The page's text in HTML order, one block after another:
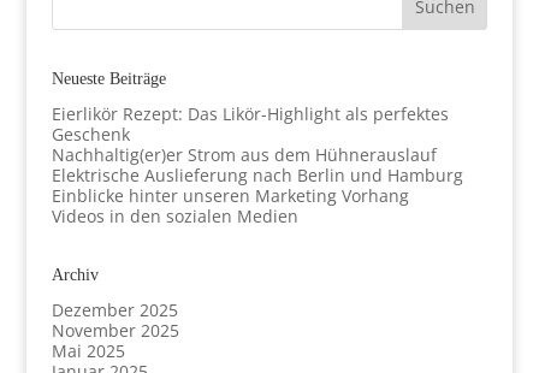
Neueste Beiträge
Eierlikör Rezept: Das Likör-Highlight als perfektes
Geschenk
Nachhaltig(er)er Strom aus dem Hühnerauslauf
Elektrische Auslieferung nach Berlin und Hamburg
Einblicke hinter unseren Marketing Vorhang
Videos in den sozialen Medien
Archiv
Dezember 2025
November 2025
Mai 2025